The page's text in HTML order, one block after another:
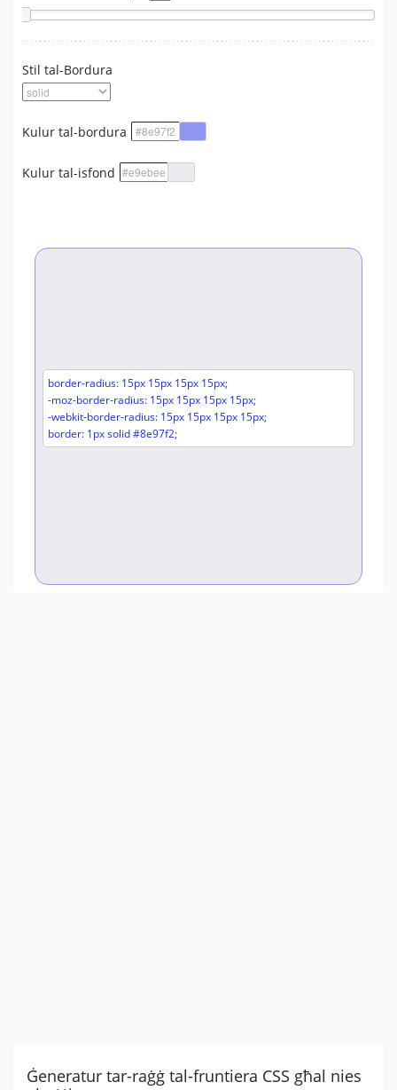
Stil tal-Bordura
Kulur tal-bordura
Kulur tal-isfond
border-radius: 15px 15px 15px 15px;
-moz-border-radius: 15px 15px 15px 15px;
-webkit-border-radius: 15px 15px 15px 15px;
border: 1px solid #8e97f2;
Ġeneratur tar-raġġ tal-fruntiera CSS għal nies